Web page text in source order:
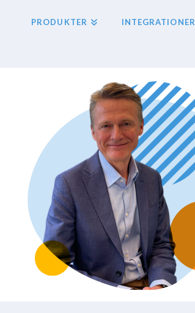
PRODUKTER INTEGRATIONER